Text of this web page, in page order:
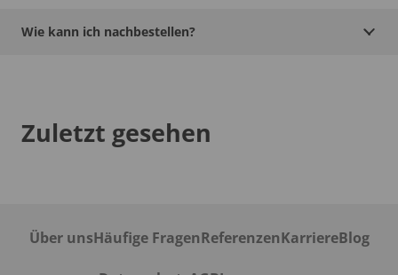
Wie kann ich nachbestellen?
Zuletzt gesehen
Über unsHäufige FragenReferenzenKarriereBlog